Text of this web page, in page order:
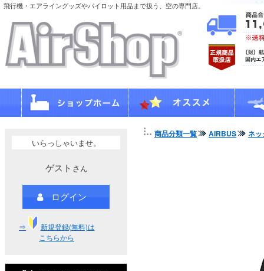
飛行機・エアライングッズやパイロット用品まで扱う、空の専門店。
いらっしゃいませ。
ゲスト さん
ログイン
⇒
新規登録(無料)は
こちらから
商品分類一覧 AIRBUS ネ